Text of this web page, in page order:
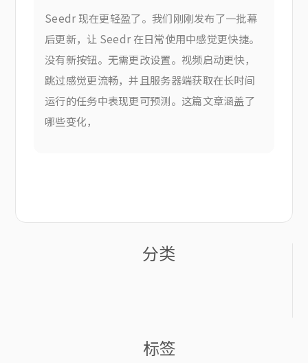
Seedr 现在更轻盈了。我们刚刚发布了一批幕
后更新，让 Seedr 在日常使用中感觉更快捷。
没有新按钮。无需更改设置。视频启动更快，
跳过感觉更流畅，并且服务器端获取在长时间
运行的任务中表现更可预测。这篇文章涵盖了
哪些变化，
分类
标签